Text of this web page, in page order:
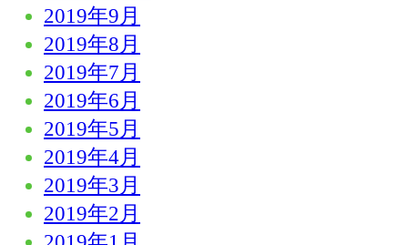
2019年9月
2019年8月
2019年7月
2019年6月
2019年5月
2019年4月
2019年3月
2019年2月